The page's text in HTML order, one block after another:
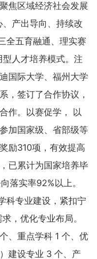
焦区域经济社会发展
产出导向、持续改
全五育融通、理实赛
人才培养模式。注
国际大学、福州大学
，签订了合作协议，
作。以赛促学， 以
加国家级、省部级等
励310项，有效提高
已累计为国家培养毕
落实率92%以上。
科专业建设，紧扣宁
，优化专业布局。
、重点学科 1 个、优
建设专业 3 个、产